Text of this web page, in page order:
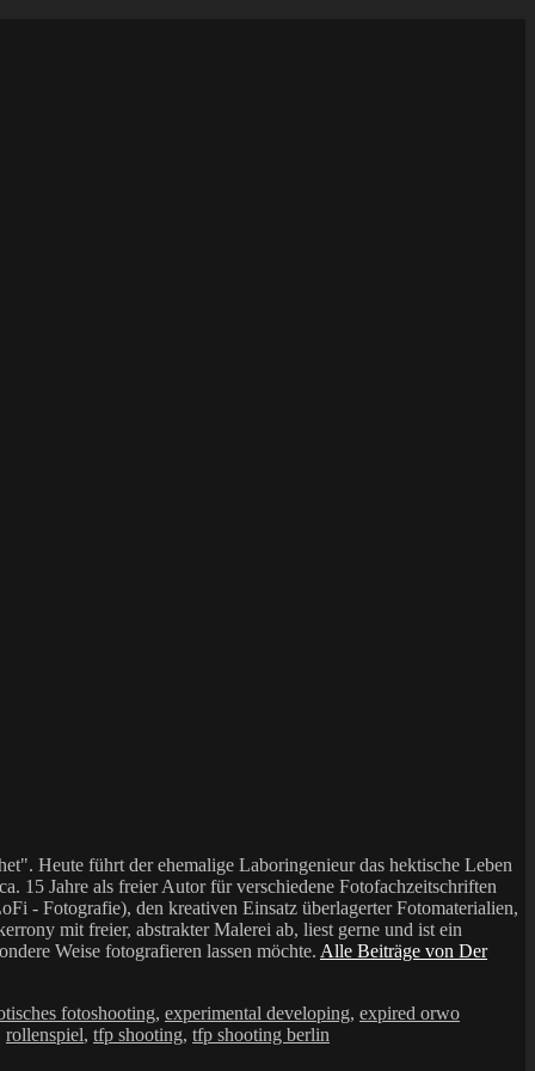
Heute führt der ehemalige Laboringenieur das hektische Leben
15 Jahre als freier Autor für verschiedene Fotofachzeitschriften
- Fotografie), den kreativen Einsatz überlagerter Fotomaterialien,
mit freier, abstrakter Malerei ab, liest gerne und ist ein
Weise fotografieren lassen möchte. Alle Beiträge von Der
fotoshooting, experimental developing, expired orwo
rollenspiel, tfp shooting, tfp shooting berlin